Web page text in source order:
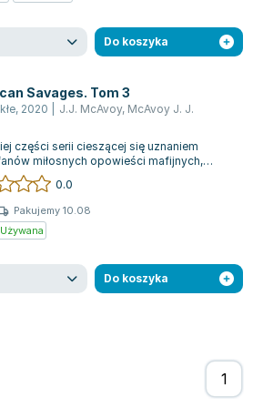
Do koszyka
Savages. Tom 3
, 2020 J.J. McAvoy, McAvoy J. J.
części serii cieszącej się uznaniem
miłosnych opowieści mafijnych,
do dramatycznych zmian w imperi...
0.0
Pakujemy 10.08
Używana
Do koszyka